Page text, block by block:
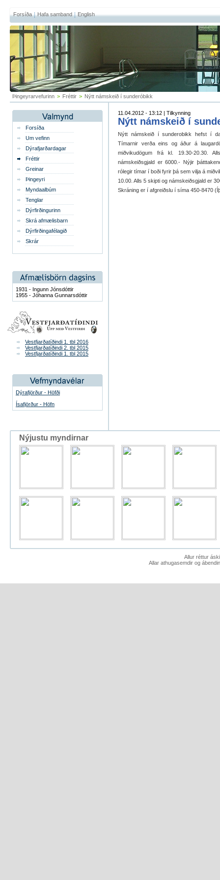
Forsíða Hafa samband English
Þingeyrarvefurinn > Fréttir > Nýtt námskeið í sunderóbikk
Forsíða
Um vefinn
Dýrafjarðardagar
Fréttir
Greinar
Þingeyri
Myndaalbúm
Tenglar
Dýrfirðingurinn
Skrá afmælisbarn
Dýrfirðingafélagið
Skrár
1931 - Ingunn Jónsdóttir
1955 - Jóhanna Gunnarsdóttir
Vestfjarðatíðindi 1. tbl 2016
Vestfjarðatíðindi 2. tbl 2015
Vestfjarðatíðindi 1. tbl 2015
Dýrafjörður - Höfði
Ísafjörður - Höfn
11.04.2012 - 13:12 | Tilkynning
Nýtt námskeið í
Nýtt námskeið í sunderobikk hefst í
Tímarnir verða eins og áður á
miðvikudögum frá kl. 19.30-20.30.
námskeiðsgjald er 6000.- Nýjir
rólegir tímar í boði fyrir þá sem vilja á
10.00. Alls 5 skipti og námskeiðsgjald er
Skráning er í afgreiðslu í síma 450-8470
Nýjustu myndirnar
Allur réttur
Allar athugasemdir og